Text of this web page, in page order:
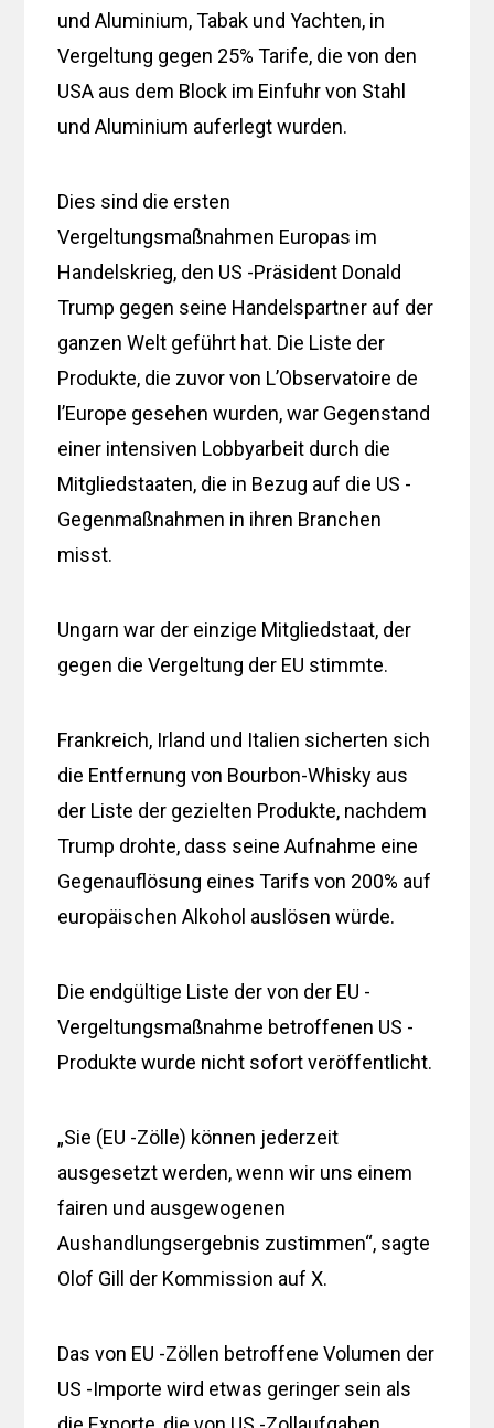
und Aluminium, Tabak und Yachten, in
Vergeltung gegen 25% Tarife, die von den
USA aus dem Block im Einfuhr von Stahl
und Aluminium auferlegt wurden.
Dies sind die ersten
Vergeltungsmaßnahmen Europas im
Handelskrieg, den US -Präsident Donald
Trump gegen seine Handelspartner auf der
ganzen Welt geführt hat. Die Liste der
Produkte, die zuvor von L’Observatoire de
l’Europe gesehen wurden, war Gegenstand
einer intensiven Lobbyarbeit durch die
Mitgliedstaaten, die in Bezug auf die US -
Gegenmaßnahmen in ihren Branchen
misst.
Ungarn war der einzige Mitgliedstaat, der
gegen die Vergeltung der EU stimmte.
Frankreich, Irland und Italien sicherten sich
die Entfernung von Bourbon-Whisky aus
der Liste der gezielten Produkte, nachdem
Trump drohte, dass seine Aufnahme eine
Gegenauflösung eines Tarifs von 200% auf
europäischen Alkohol auslösen würde.
Die endgültige Liste der von der EU -
Vergeltungsmaßnahme betroffenen US -
Produkte wurde nicht sofort veröffentlicht.
„Sie (EU -Zölle) können jederzeit
ausgesetzt werden, wenn wir uns einem
fairen und ausgewogenen
Aushandlungsergebnis zustimmen“, sagte
Olof Gill der Kommission auf X.
Das von EU -Zöllen betroffene Volumen der
US -Importe wird etwas geringer sein als